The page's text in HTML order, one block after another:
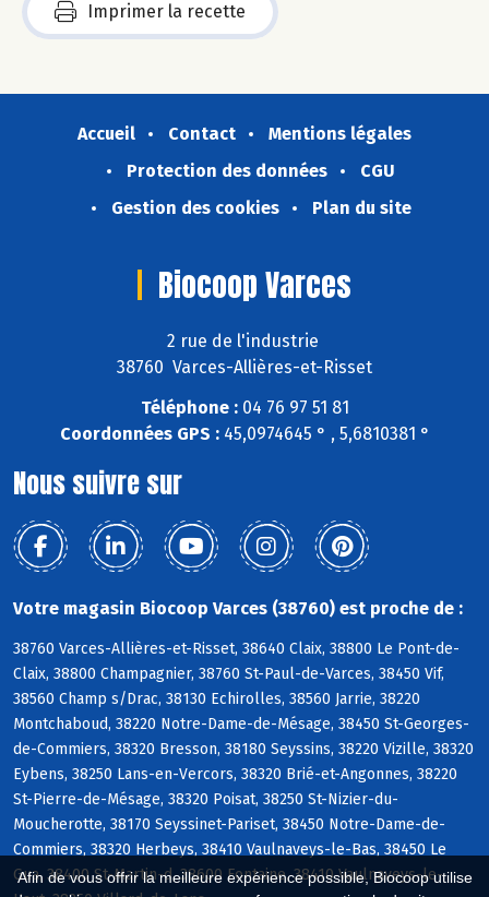
Afin de vous offrir la meilleure expérience possible, Biocoop utilise
Imprimer la recette
Accueil Contact
Mentions légales
Protection des données
CGU
Gestion des cookies
Plan du site
Biocoop Varces
2 rue de l'industrie
38760 Varces-Allières-et-Risset
Téléphone :04 76 97 51 81
Coordonnées GPS :45,0974645 ° , 5,6810381 °
Nous suivre sur
Votre magasin Biocoop Varces (38760) est proche de :
38760 Varces-Allières-et-Risset, 38640 Claix, 38800 Le Pont-de-
Claix, 38800 Champagnier, 38760 St-Paul-de-Varces, 38450 Vif,
38560 Champ s/Drac, 38130 Echirolles, 38560 Jarrie, 38220
Montchaboud, 38220 Notre-Dame-de-Mésage, 38450 St-Georges-
de-Commiers, 38320 Bresson, 38180 Seyssins, 38220 Vizille, 38320
Eybens, 38250 Lans-en-Vercors, 38320 Brié-et-Angonnes, 38220
St-Pierre-de-Mésage, 38320 Poisat, 38250 St-Nizier-du-
Moucherotte, 38170 Seyssinet-Pariset, 38450 Notre-Dame-de-
Commiers, 38320 Herbeys, 38410 Vaulnaveys-le-Bas, 38450 Le
Gua, 38400 St-Martin-d, 38600 Fontaine, 38410 Vaulnaveys-le-